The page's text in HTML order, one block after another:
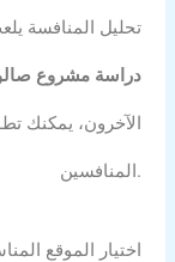
تحليل المنافسة
دراسة مشروع
الآخرون، يمكنك
المنافسين.
اختيار الموقع